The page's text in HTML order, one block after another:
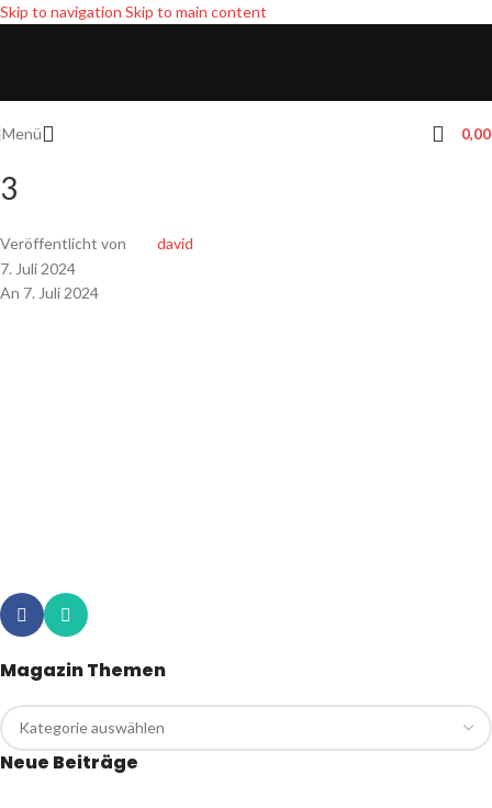
Skip to navigation Skip to main content
Menü
3
Veröffentlicht von
david
7. Juli 2024
An 7. Juli 2024
Magazin Themen
Neue Beiträge